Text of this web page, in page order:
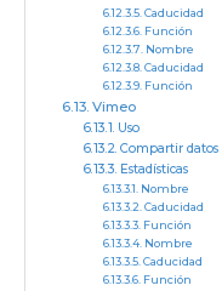
Caducidad
Función
Nombre
Caducidad
Función
Vimeo
Uso
Compartir datos
Estadísticas
Nombre
Caducidad
Función
Nombre
Caducidad
Función